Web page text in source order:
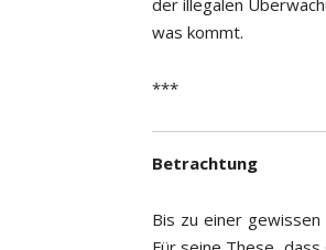
der illegalen
was kommt.
***
Betrachtung
Bis zu einer